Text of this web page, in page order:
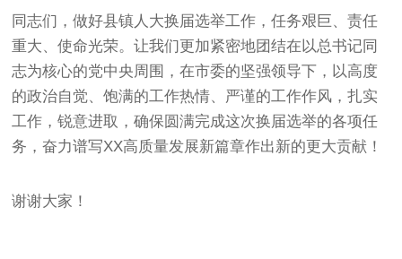
同志们，做好县镇人大换届选举工作，任务艰巨、责任
重大、使命光荣。让我们更加紧密地团结在以总书记同
志为核心的党中央周围，在市委的坚强领导下，以高度
的政治自觉、饱满的工作热情、严谨的工作作风，扎实
工作，锐意进取，确保圆满完成这次换届选举的各项任
务，奋力谱写XX高质量发展新篇章作出新的更大贡献！
谢谢大家！